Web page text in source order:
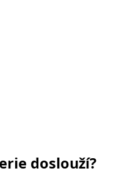
doslouží?